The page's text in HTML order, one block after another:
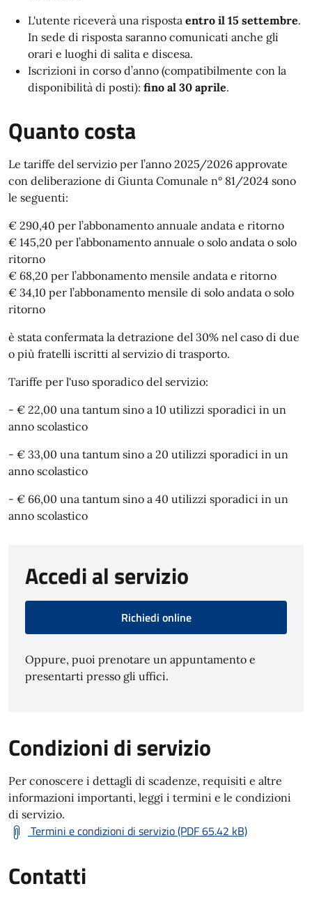
L'utente riceverà una risposta entro il 15 settembre.
In sede di risposta saranno comunicati anche gli
orari e luoghi di salita e discesa.
Iscrizioni in corso d’anno (compatibilmente con la
disponibilità di posti): fino al 30 aprile.
Quanto costa
Le tariffe del servizio per l’anno 2025/2026 approvate
con deliberazione di Giunta Comunale n° 81/2024 sono
le seguenti:
€ 290,40 per l’abbonamento annuale andata e ritorno
€ 145,20 per l’abbonamento annuale o solo andata o solo
ritorno
€ 68,20 per l’abbonamento mensile andata e ritorno
€ 34,10 per l’abbonamento mensile di solo andata o solo
ritorno
è stata confermata la detrazione del 30% nel caso di due
o più fratelli iscritti al servizio di trasporto.
Tariffe per l'uso sporadico del servizio:
- € 22,00 una tantum sino a 10 utilizzi sporadici in un
anno scolastico
- € 33,00 una tantum sino a 20 utilizzi sporadici in un
anno scolastico
- € 66,00 una tantum sino a 40 utilizzi sporadici in un
anno scolastico
Accedi al servizio
Richiedi online
Oppure, puoi prenotare un appuntamento e
presentarti presso gli uffici.
Condizioni di servizio
Per conoscere i dettagli di scadenze, requisiti e altre
informazioni importanti, leggi i termini e le condizioni
di servizio.
Termini e condizioni di servizio (PDF 65.42 kB)
Contatti